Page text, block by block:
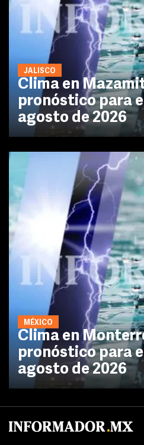
JALISCO
Clima en
pronóstico para
agosto de 2026
MÉXICO
Clima en
pronóstico para
agosto de 2026